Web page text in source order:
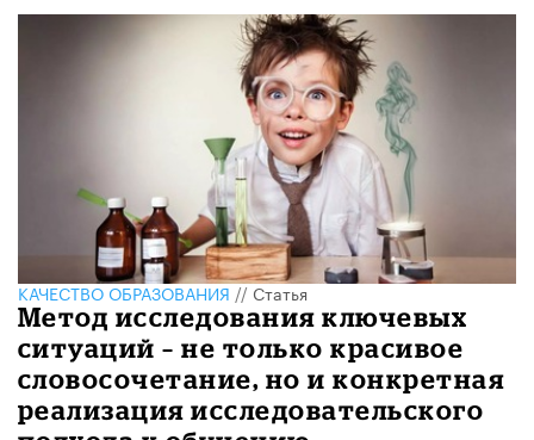
КАЧЕСТВО ОБРАЗОВАНИЯ//Статья
Метод исследования ключевых
ситуаций – не только красивое
словосочетание, но и конкретная
реализация исследовательского